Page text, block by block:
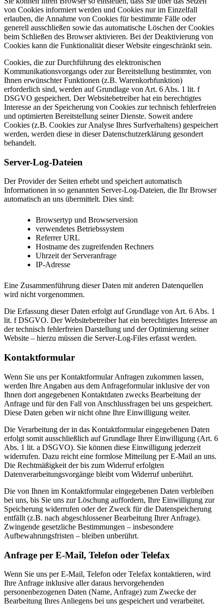
von Cookies informiert werden und Cookies nur im Einzelfall
erlauben, die Annahme von Cookies für bestimmte Fälle oder
generell ausschließen sowie das automatische Löschen der Cookies
beim Schließen des Browser aktivieren. Bei der Deaktivierung von
Cookies kann die Funktionalität dieser Website eingeschränkt sein.
Cookies, die zur Durchführung des elektronischen
Kommunikationsvorgangs oder zur Bereitstellung bestimmter, von
Ihnen erwünschter Funktionen (z.B. Warenkorbfunktion)
erforderlich sind, werden auf Grundlage von Art. 6 Abs. 1 lit. f
DSGVO gespeichert. Der Websitebetreiber hat ein berechtigtes
Interesse an der Speicherung von Cookies zur technisch fehlerfreien
und optimierten Bereitstellung seiner Dienste. Soweit andere
Cookies (z.B. Cookies zur Analyse Ihres Surfverhaltens) gespeichert
werden, werden diese in dieser Datenschutzerklärung gesondert
behandelt.
Server-Log-Dateien
Der Provider der Seiten erhebt und speichert automatisch
Informationen in so genannten Server-Log-Dateien, die Ihr Browser
automatisch an uns übermittelt. Dies sind:
Browsertyp und Browserversion
verwendetes Betriebssystem
Referrer URL
Hostname des zugreifenden Rechners
Uhrzeit der Serveranfrage
IP-Adresse
Eine Zusammenführung dieser Daten mit anderen Datenquellen
wird nicht vorgenommen.
Die Erfassung dieser Daten erfolgt auf Grundlage von Art. 6 Abs. 1
lit. f DSGVO. Der Websitebetreiber hat ein berechtigtes Interesse an
der technisch fehlerfreien Darstellung und der Optimierung seiner
Website – hierzu müssen die Server-Log-Files erfasst werden.
Kontaktformular
Wenn Sie uns per Kontaktformular Anfragen zukommen lassen,
werden Ihre Angaben aus dem Anfrageformular inklusive der von
Ihnen dort angegebenen Kontaktdaten zwecks Bearbeitung der
Anfrage und für den Fall von Anschlussfragen bei uns gespeichert.
Diese Daten geben wir nicht ohne Ihre Einwilligung weiter.
Die Verarbeitung der in das Kontaktformular eingegebenen Daten
erfolgt somit ausschließlich auf Grundlage Ihrer Einwilligung (Art. 6
Abs. 1 lit. a DSGVO). Sie können diese Einwilligung jederzeit
widerrufen. Dazu reicht eine formlose Mitteilung per E-Mail an uns.
Die Rechtmäßigkeit der bis zum Widerruf erfolgten
Datenverarbeitungsvorgänge bleibt vom Widerruf unberührt.
Die von Ihnen im Kontaktformular eingegebenen Daten verbleiben
bei uns, bis Sie uns zur Löschung auffordern, Ihre Einwilligung zur
Speicherung widerrufen oder der Zweck für die Datenspeicherung
entfällt (z.B. nach abgeschlossener Bearbeitung Ihrer Anfrage).
Zwingende gesetzliche Bestimmungen – insbesondere
Aufbewahrungsfristen – bleiben unberührt.
Anfrage per E-Mail, Telefon oder Telefax
Wenn Sie uns per E-Mail, Telefon oder Telefax kontaktieren, wird
Ihre Anfrage inklusive aller daraus hervorgehenden
personenbezogenen Daten (Name, Anfrage) zum Zwecke der
Bearbeitung Ihres Anliegens bei uns gespeichert und verarbeitet.